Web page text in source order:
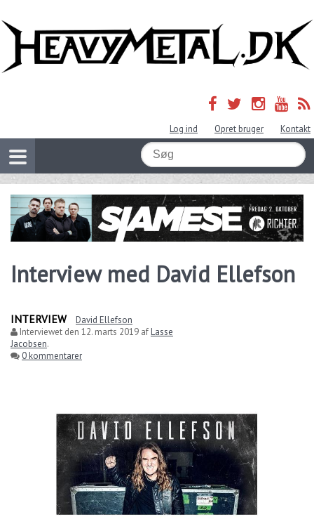
Log ind Opret bruger Kontakt
Interview med David Ellefson
INTERVIEW
David Ellefson
Interviewet den 12. marts 2019 afLasse
Jacobsen.
0 kommentarer